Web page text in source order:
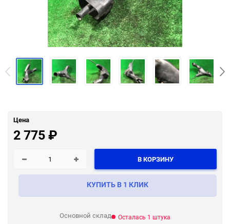
Цена
2 775₽
В КОРЗИНУ
КУПИТЬ В 1 КЛИК
Основной склад Осталась 1 штука